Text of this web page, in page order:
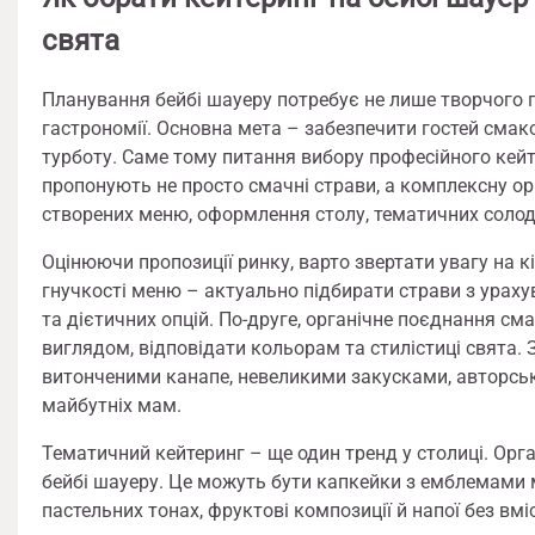
свята
Планування бейбі шауеру потребує не лише творчого
гастрономії. Основна мета – забезпечити гостей
турботу. Саме тому питання вибору професійного
пропонують не просто смачні страви, а комплексну
створених меню, оформлення столу, тематичних
Оцінюючи пропозиції ринку, варто звертати увагу на
гнучкості меню – актуально підбирати страви з
та дієтичних опцій. По-друге, органічне поєднання
виглядом, відповідати кольорам та стилістиці
витонченими канапе, невеликими закусками,
майбутніх мам.
Тематичний кейтеринг – ще один тренд у столиці.
бейбі шауеру. Це можуть бути капкейки з емблемами
пастельних тонах, фруктові композиції й напої без